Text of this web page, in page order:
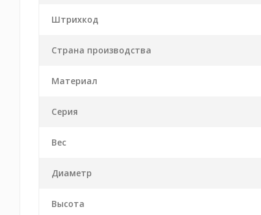
Штрихкод
Страна производства
Материал
Серия
Вес
Диаметр
Высота